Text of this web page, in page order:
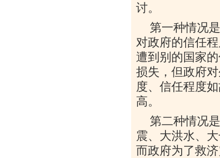
讨。
第一种情况
对政府的信任
遭到别的国家
损失，但政府
度、信任程度
高。
第二种情况
震、大洪水、
而政府为了救